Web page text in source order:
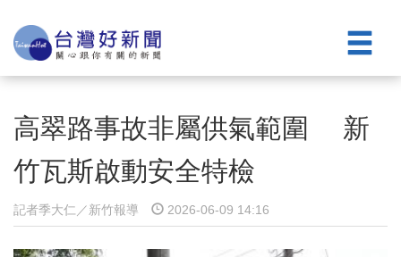
高翠路事故非屬供氣範圍 新
竹瓦斯啟動安全特檢
記者季大仁／新竹報導 2026-06-09 14:16